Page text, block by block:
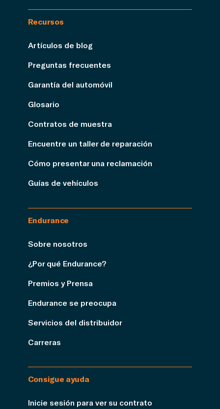
Recursos
Artículos de blog
Preguntas frecuentes
Garantía del automóvil
Glosario
Contratos de muestra
Encuentre un taller de reparación
Cómo presentar una reclamación
Guías de vehículos
Endurance
Sobre nosotros
¿Por qué Endurance?
Premios y Prensa
Endurance se preocupa
Servicios del distribuidor
Carreras
Consigue ayuda
Inicie sesión para ver su contrato